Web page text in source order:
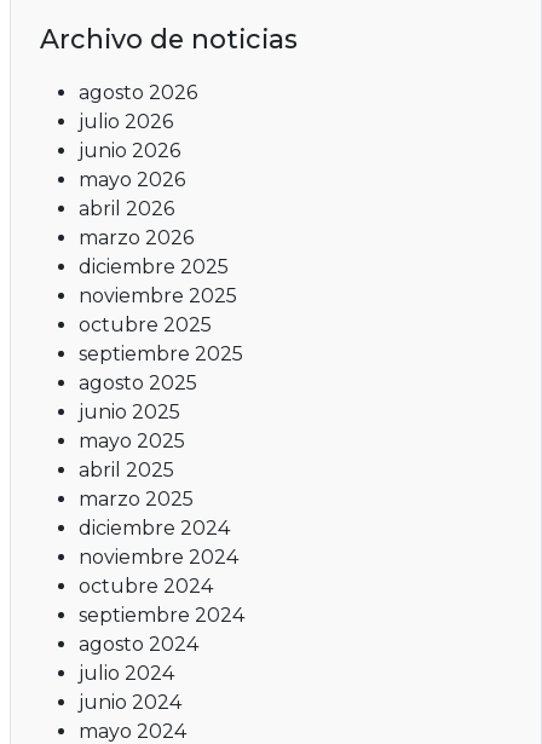
Archivo de noticias
agosto 2026
julio 2026
junio 2026
mayo 2026
abril 2026
marzo 2026
diciembre 2025
noviembre 2025
octubre 2025
septiembre 2025
agosto 2025
junio 2025
mayo 2025
abril 2025
marzo 2025
diciembre 2024
noviembre 2024
octubre 2024
septiembre 2024
agosto 2024
julio 2024
junio 2024
mayo 2024